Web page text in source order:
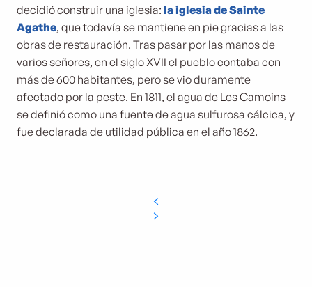
decidió construir una iglesia: la iglesia de Sainte
Agathe, que todavía se mantiene en pie gracias a las
obras de restauración. Tras pasar por las manos de
varios señores, en el siglo XVII el pueblo contaba con
más de 600 habitantes, pero se vio duramente
afectado por la peste. En 1811, el agua de Les Camoins
se definió como una fuente de agua sulfurosa cálcica, y
fue declarada de utilidad pública en el año 1862.